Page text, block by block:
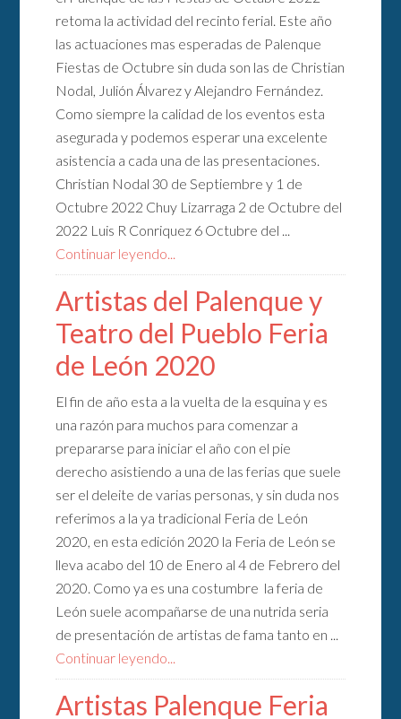
retoma la actividad del recinto ferial. Este año
las actuaciones mas esperadas de Palenque
Fiestas de Octubre sin duda son las de Christian
Nodal, Julión Álvarez y Alejandro Fernández.
Como siempre la calidad de los eventos esta
asegurada y podemos esperar una excelente
asistencia a cada una de las presentaciones.
Christian Nodal 30 de Septiembre y 1 de
Octubre 2022 Chuy Lizarraga 2 de Octubre del
2022 Luis R Conriquez 6 Octubre del ...
Continuar leyendo...
Artistas del Palenque y
Teatro del Pueblo Feria
de León 2020
El fin de año esta a la vuelta de la esquina y es
una razón para muchos para comenzar a
prepararse para iniciar el año con el pie
derecho asistiendo a una de las ferias que suele
ser el deleite de varias personas, y sin duda nos
referimos a la ya tradicional Feria de León
2020, en esta edición 2020 la Feria de León se
lleva acabo del 10 de Enero al 4 de Febrero del
2020. Como ya es una costumbre la feria de
León suele acompañarse de una nutrida seria
de presentación de artistas de fama tanto en ...
Continuar leyendo...
Artistas Palenque Feria